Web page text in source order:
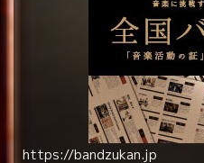
https://bandzukan.jp